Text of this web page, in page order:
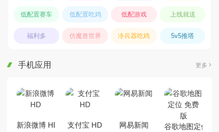
低配置赛车 低配置吃鸡 低配游戏 上线就送
福利多 仿魔兽世界 冷兵器吃鸡 5v5推塔
手机应用 更多
新浪微博 HD 支付宝 HD 网易新闻 谷歌地图定位 免